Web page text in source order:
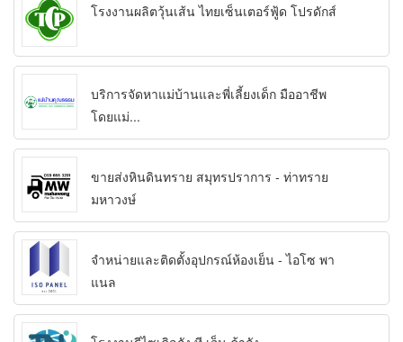
โรงงานผลิตวุ้นเส้น ไทยเซ็นเตอร์ฟู้ด โปรดักส์
บริการจัดหาแม่บ้านและพี่เลี้ยงเด็ก มืออาชีพ
โดยแม่...
ขายส่งหินดินทราย สมุทรปราการ - ท่าทราย
มหาวงษ์
จำหน่ายและติดตั้งอุปกรณ์ห้องเย็น - ไอโซ พา
แนล